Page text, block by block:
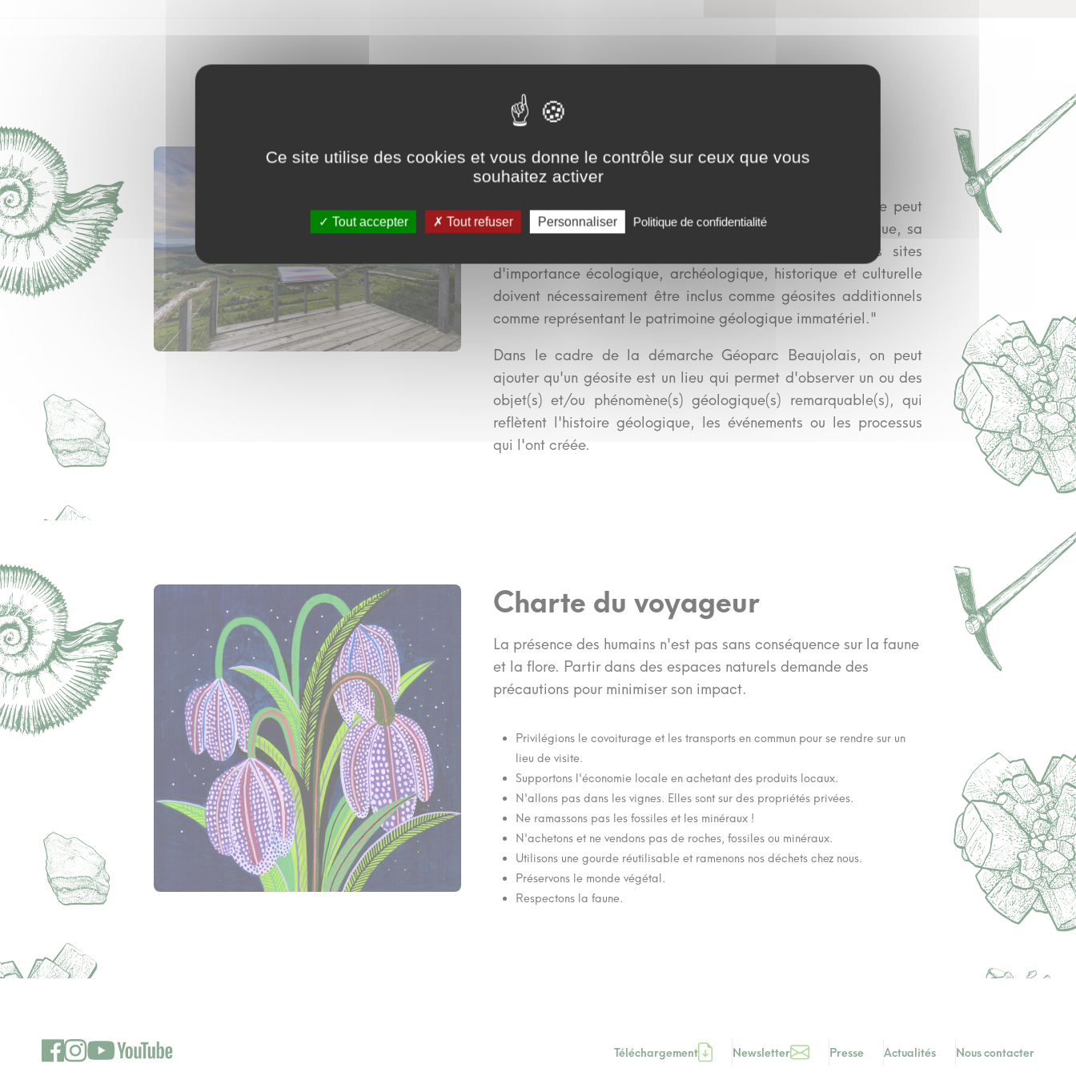
Qu'est-ce qu'un Géosite ?
Pour l'UNESCO, dans le cadre du label Géoparc "un site peut
être qualifié de géosite au regard de son intérêt scientifique, sa
rareté, sa portée éducative, sa valeur esthétique. Les sites
d'importance écologique, archéologique, historique et culturelle
doivent nécessairement être inclus comme géosites additionnels
comme représentant le patrimoine géologique immatériel."
Dans le cadre de la démarche Géoparc Beaujolais, on peut
ajouter qu'un géosite est un lieu qui permet d'observer un ou des
objet(s) et/ou phénomène(s) géologique(s) remarquable(s), qui
reflètent l'histoire géologique, les événements ou les processus
qui l'ont créée.
Charte du voyageur
La présence des humains n'est pas sans conséquence sur la faune
et la flore. Partir dans des espaces naturels demande des
précautions pour minimiser son impact.
Privilégions le covoiturage et les transports en commun pour se rendre sur un
lieu de visite.
Supportons l'économie locale en achetant des produits locaux.
N'allons pas dans les vignes. Elles sont sur des propriétés privées.
Ne ramassons pas les fossiles et les minéraux !
N'achetons et ne vendons pas de roches, fossiles ou minéraux.
Utilisons une gourde réutilisable et ramenons nos déchets chez nous.
Préservons le monde végétal.
Respectons la faune.
Téléchargement Newsletter Presse Actualités Nous contacter
Ce site utilise des cookies et vous donne le contrôle sur ceux que vous
souhaitez activer
Tout accepter Tout refuser Personnaliser Politique de confidentialité